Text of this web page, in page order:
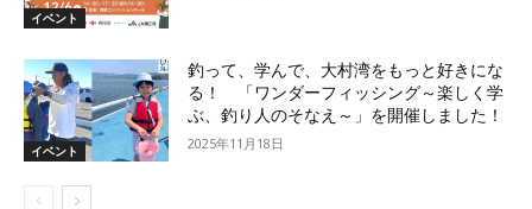
イベント
イベント
釣って、学んで、大村湾をもっと好きにな
る！ 「ワンダーフィッシング～楽しく学
ぶ、釣り人のそなえ～」を開催しました！
2025年11月18日